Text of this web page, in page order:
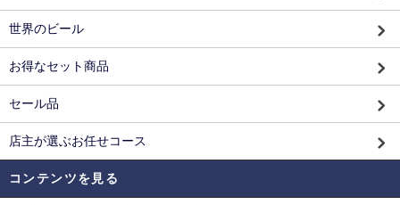
世界のビール
お得なセット商品
セール品
店主が選ぶお任せコース
コンテンツを見る